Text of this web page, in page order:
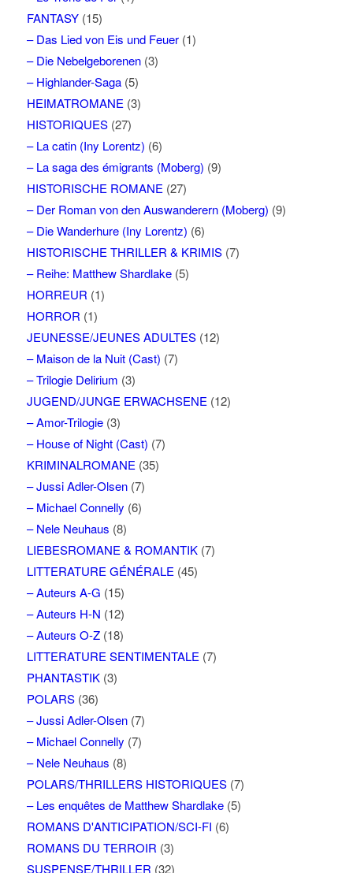
FANTASY(15)
– Das Lied von Eis und Feuer(1)
– Die Nebelgeborenen(3)
– Highlander-Saga(5)
HEIMATROMANE (3)
HISTORIQUES(27)
– La catin (Iny Lorentz) (6)
– La saga des émigrants (Moberg) (9)
HISTORISCHE ROMANE (27)
– Der Roman von den Auswanderern (Moberg) (9)
– Die Wanderhure (Iny Lorentz) (6)
HISTORISCHE THRILLER & KRIMIS(7)
– Reihe: Matthew Shardlake(5)
HORREUR (1)
HORROR (1)
JEUNESSE/JEUNES ADULTES(12)
– Maison de la Nuit (Cast) (7)
– Trilogie Delirium (3)
JUGEND/JUNGE ERWACHSENE (12)
– Amor-Trilogie(3)
– House of Night (Cast) (7)
KRIMINALROMANE (35)
– Jussi Adler-Olsen(7)
– Michael Connelly (6)
– Nele Neuhaus (8)
LIEBESROMANE & ROMANTIK(7)
LITTERATURE GÉNÉRALE (45)
– Auteurs A-G (15)
– Auteurs H-N (12)
– Auteurs O-Z(18)
LITTERATURE SENTIMENTALE (7)
PHANTASTIK(3)
POLARS(36)
– Jussi Adler-Olsen(7)
– Michael Connelly (7)
– Nele Neuhaus (8)
POLARS/THRILLERS HISTORIQUES(7)
– Les enquêtes de Matthew Shardlake(5)
ROMANS D'ANTICIPATION/SCI-FI (6)
ROMANS DU TERROIR (3)
SUSPENSE/THRILLER (32)